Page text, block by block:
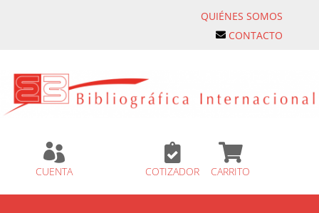
QUIÉNES SOMOS
CONTACTO

CUENTA

COTIZADOR

CARRITO